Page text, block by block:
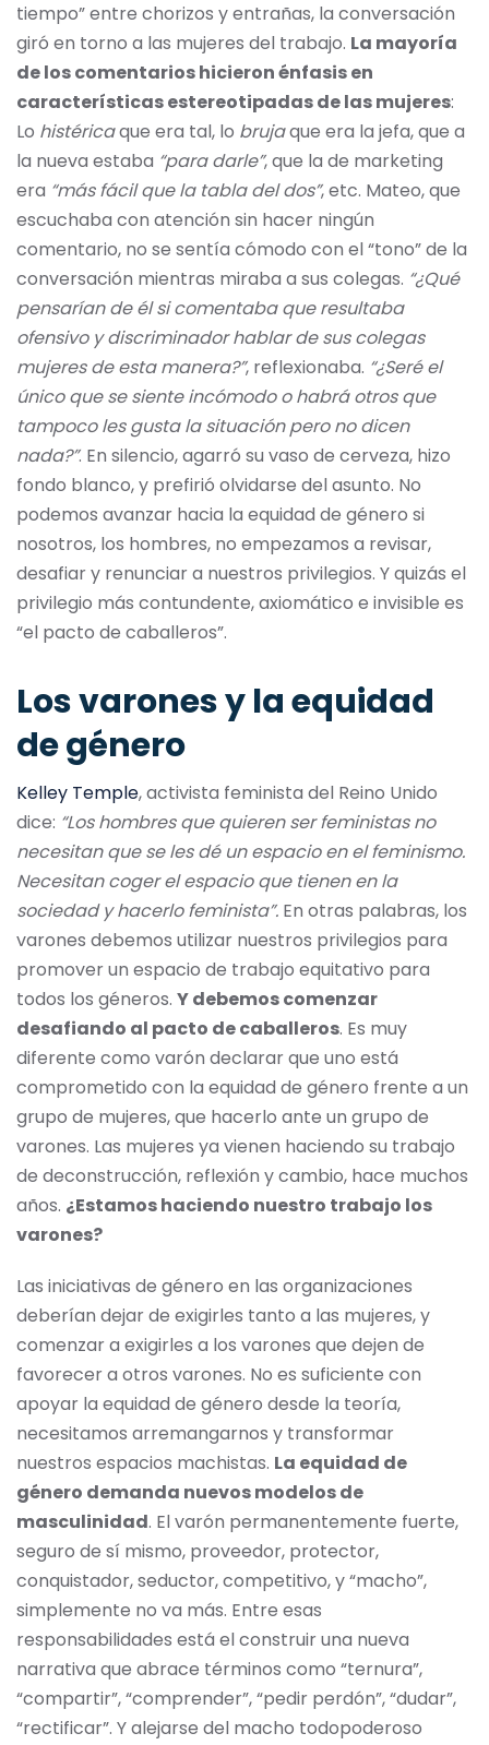
tiempo” entre chorizos y entrañas, la conversación
giró en torno a las mujeres del trabajo. La mayoría
de los comentarios hicieron énfasis en
características estereotipadas de las mujeres:
Lo histéricaque era tal, lo brujaque era la jefa, que a
la nueva estaba “para darle”, que la de marketing
era “más fácil que la tabla del dos”, etc. Mateo, que
escuchaba con atención sin hacer ningún
comentario, no se sentía cómodo con el “tono” de la
conversación mientras miraba a sus colegas. “¿Qué
pensarían de él si comentaba que resultaba
ofensivo y discriminador hablar de sus colegas
mujeres de esta manera?”, reflexionaba. “¿Seré el
único que se siente incómodo o habrá otros que
tampoco les gusta la situación pero no dicen
nada?”. En silencio, agarró su vaso de cerveza, hizo
fondo blanco, y prefirió olvidarse del asunto. No
podemos avanzar hacia la equidad de género si
nosotros, los hombres, no empezamos a revisar,
desafiar y renunciar a nuestros privilegios. Y quizás el
privilegio más contundente, axiomático e invisible es
“el pacto de caballeros”.
Los varones y la equidad
de género
Kelley Temple, activista feminista del Reino Unido
dice: “Los hombres que quieren ser feministas no
necesitan que se les dé un espacio en el feminismo.
Necesitan coger el espacio que tienen en la
sociedad y hacerlo feminista”. En otras palabras, los
varones debemos utilizar nuestros privilegios para
promover un espacio de trabajo equitativo para
todos los géneros. Y debemos comenzar
desafiando al pacto de caballeros. Es muy
diferente como varón declarar que uno está
comprometido con la equidad de género frente a un
grupo de mujeres, que hacerlo ante un grupo de
varones. Las mujeres ya vienen haciendo su trabajo
de deconstrucción, reflexión y cambio, hace muchos
años. ¿Estamos haciendo nuestro trabajo los
varones?
Las iniciativas de género en las organizaciones
deberían dejar de exigirles tanto a las mujeres, y
comenzar a exigirles a los varones que dejen de
favorecer a otros varones. No es suficiente con
apoyar la equidad de género desde la teoría,
necesitamos arremangarnos y transformar
nuestros espacios machistas. La equidad de
género demanda nuevos modelos de
masculinidad. El varón permanentemente fuerte,
seguro de sí mismo, proveedor, protector,
conquistador, seductor, competitivo, y “macho”,
simplemente no va más. Entre esas
responsabilidades está el construir una nueva
narrativa que abrace términos como “ternura”,
“compartir”, “comprender”, “pedir perdón”, “dudar”,
“rectificar”. Y alejarse del macho todopoderoso